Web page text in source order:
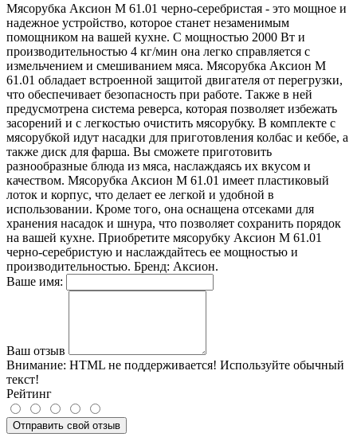
Мясорубка Аксион М 61.01 черно-серебристая - это мощное и
надежное устройство, которое станет незаменимым
помощником на вашей кухне. С мощностью 2000 Вт и
производительностью 4 кг/мин она легко справляется с
измельчением и смешиванием мяса. Мясорубка Аксион М
61.01 обладает встроенной защитой двигателя от перегрузки,
что обеспечивает безопасность при работе. Также в ней
предусмотрена система реверса, которая позволяет избежать
засорений и с легкостью очистить мясорубку. В комплекте с
мясорубкой идут насадки для приготовления колбас и кеббе, а
также диск для фарша. Вы сможете приготовить
разнообразные блюда из мяса, наслаждаясь их вкусом и
качеством. Мясорубка Аксион М 61.01 имеет пластиковый
лоток и корпус, что делает ее легкой и удобной в
использовании. Кроме того, она оснащена отсеками для
хранения насадок и шнура, что позволяет сохранить порядок
на вашей кухне. Приобретите мясорубку Аксион М 61.01
черно-серебристую и наслаждайтесь ее мощностью и
производительностью. Бренд: Аксион.
Ваше имя:
Ваш отзыв
Внимание: HTML не поддерживается! Используйте обычный
текст!
Рейтинг
Отправить свой отзыв